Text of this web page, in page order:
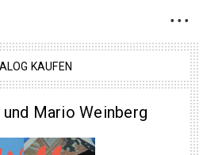
• • •
KAUFEN
und Mario Weinberg